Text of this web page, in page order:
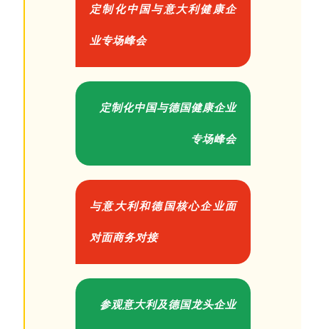
定制化中国与意大利健康企
业专场峰会
定制化中国与德国健康企业
专场峰会
与意大利和德国核心企业面
对面商务对接
参观意大利及德国龙头企业